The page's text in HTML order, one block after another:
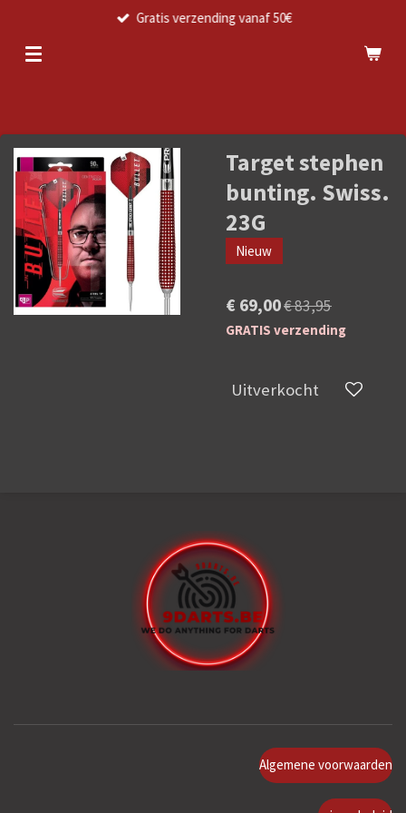
naar
Gratis verzending vanaf 50€
Target stephen
bunting. Swiss.
23G
Nieuw
€ 69,00€ 83,95
GRATIS verzending
Uitverkocht
Algemene voorwaarden